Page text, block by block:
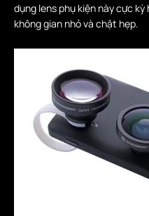
dụng lens phụ kiện này cực
không gian nhỏ và chật hẹp.